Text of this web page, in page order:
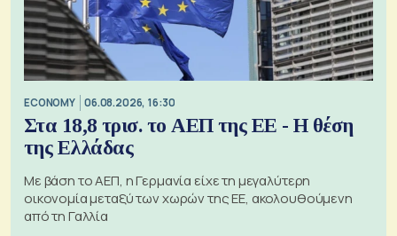
ECONOMY 06.08.2026, 16:30
Στα 18,8 τρισ. το ΑΕΠ της ΕΕ - Η θέση
της Ελλάδας
Με βάση το ΑΕΠ, η Γερμανία είχε τη μεγαλύτερη
οικονομία μεταξύ των χωρών της ΕΕ, ακολουθούμενη
από τη Γαλλία